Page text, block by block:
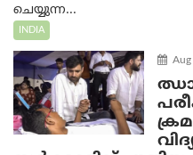
ചെയ്യുന്ന...
INDIA